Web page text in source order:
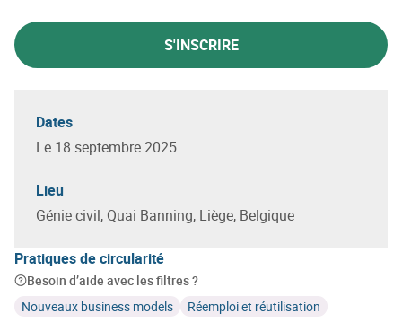
S'INSCRIRE
Dates
Le 18 septembre 2025
Lieu
Génie civil, Quai Banning, Liège, Belgique
Pratiques de circularité
Besoin d’aide avec les filtres ?
Nouveaux business models
Réemploi et réutilisation